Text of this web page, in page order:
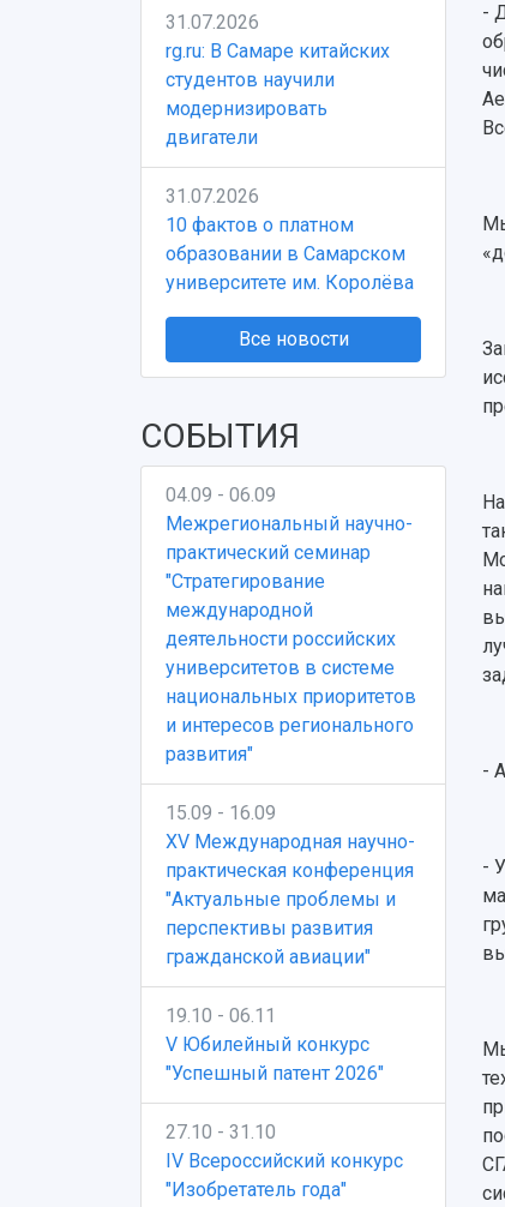
31.07.2026
rg.ru: В Самаре китайских
студентов научили
модернизировать
двигатели
31.07.2026
10 фактов о платном
образовании в Самарском
университете им. Королёва
Все новости
СОБЫТИЯ
04.09 - 06.09
Межрегиональный научно-
практический семинар
"Стратегирование
международной
деятельности российских
университетов в системе
национальных приоритетов
и интересов регионального
развития"
15.09 - 16.09
XV Международная научно-
практическая конференция
"Актуальные проблемы и
перспективы развития
гражданской авиации"
19.10 - 06.11
V Юбилейный конкурс
"Успешный патент 2026"
27.10 - 31.10
IV Всероссийский конкурс
"Изобретатель года"
-
-
-